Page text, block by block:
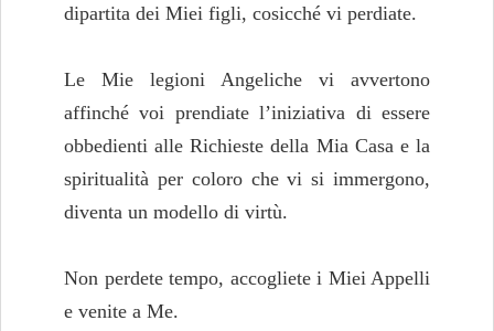
dipartita dei Miei figli, cosicché vi perdiate.
Le Mie legioni Angeliche vi avvertono
affinché voi prendiate l’iniziativa di essere
obbedienti alle Richieste della Mia Casa e la
spiritualità per coloro che vi si immergono,
diventa un modello di virtù.
Non perdete tempo, accogliete i Miei Appelli
e venite a Me.